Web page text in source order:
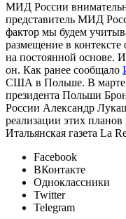
МИД России
представитель МИД
фактор мы будем
размещение в
на постоянной основе.
он. Как ранее сообщало
США в Польше. В марте
президента Польши
России Александр
реализации этих
Итальянская газета La
Facebook
ВКонтакте
Одноклассники
Twitter
Telegram